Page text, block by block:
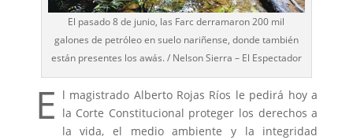
El pasado 8 de junio, las Farc derramaron 200 mil
galones de petróleo en suelo nariñense, donde también
están presentes los awás. / Nelson Sierra – El Espectador
E l magistrado Alberto Rojas Ríos le pedirá hoy a
la Corte Constitucional proteger los derechos a
la vida, el medio ambiente y la integridad